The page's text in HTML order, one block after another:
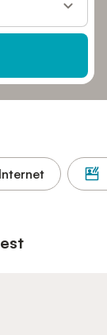
Internet